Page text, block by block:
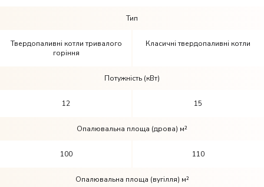
Тип
Твердопаливні котли тривалого
горіння
Класичні твердопаливні котли
Потужність (кВт)
12 15
Опалювальна площа (дрова) м²
100 110
Опалювальна площа (вугілля) м²